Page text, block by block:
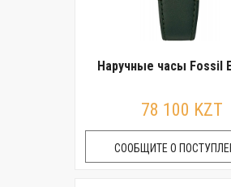
Наручные часы Fossil
78 100 KZT
СООБЩИТЕ О